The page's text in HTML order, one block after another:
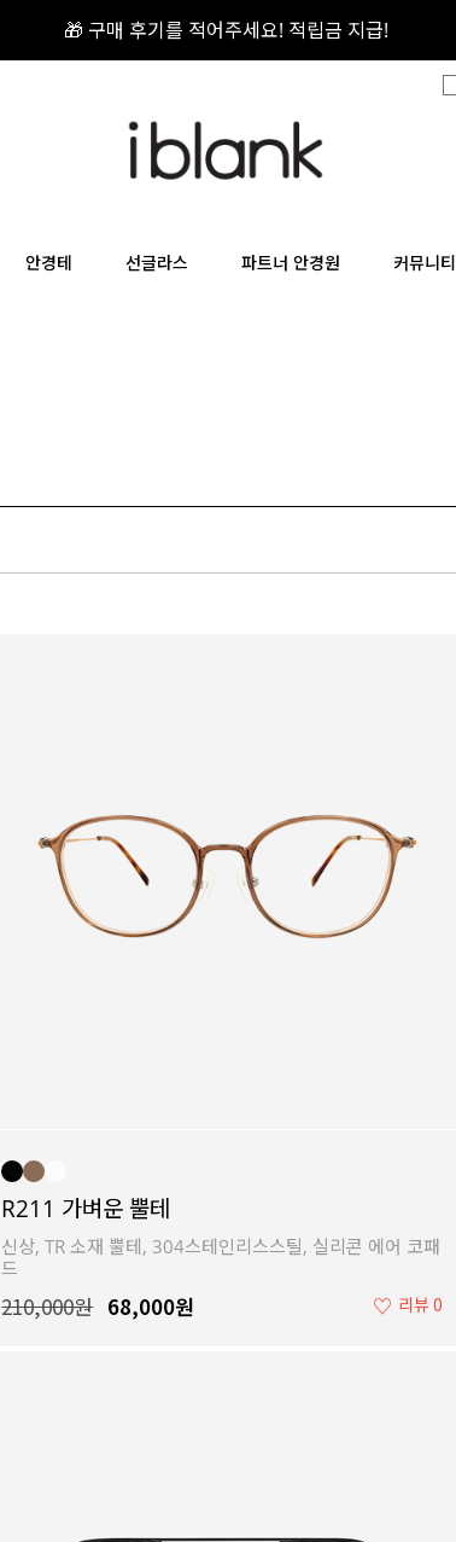
🎁 구매 후기를 적어주세요! 적립금 지급!
안경테 선글라스 파트너 안경원 커뮤니티
R211 가벼운 뿔테
신상, TR 소재 뿔테, 304스테인리스스틸, 실리콘 에어 코패
드
210,000원 68,000원 ♡ 리뷰 0